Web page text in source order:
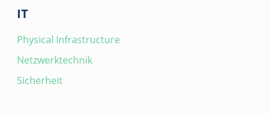
IT
Physical Infrastructure
Netzwerktechnik
Sicherheit